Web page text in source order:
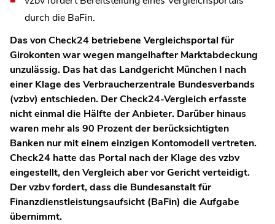
durch die BaFin.
Das von Check24 betriebene Vergleichsportal für
Girokonten war wegen mangelhafter Marktabdeckung
unzulässig. Das hat das Landgericht München I nach
einer Klage des Verbraucherzentrale Bundesverbands
(vzbv) entschieden. Der Check24-Vergleich erfasste
nicht einmal die Hälfte der Anbieter. Darüber hinaus
waren mehr als 90 Prozent der berücksichtigten
Banken nur mit einem einzigen Kontomodell vertreten.
Check24 hatte das Portal nach der Klage des vzbv
eingestellt, den Vergleich aber vor Gericht verteidigt.
Der vzbv fordert, dass die Bundesanstalt für
Finanzdienstleistungsaufsicht (BaFin) die Aufgabe
übernimmt.